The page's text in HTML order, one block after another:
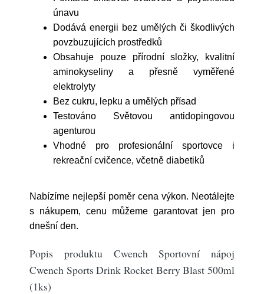
únavu
Dodává energii bez umělých či škodlivých
povzbuzujících prostředků
Obsahuje pouze přírodní složky, kvalitní
aminokyseliny a přesně vyměřené
elektrolyty
Bez cukru, lepku a umělých přísad
Testováno Světovou antidopingovou
agenturou
Vhodné pro profesionální sportovce i
rekreační cvičence, včetně diabetiků
Nabízíme nejlepší poměr cena výkon. Neotálejte
s nákupem, cenu můžeme garantovat jen pro
dnešní den.
Popis produktu Cwench Sportovní nápoj
Cwench Sports Drink Rocket Berry Blast 500ml
(1ks)